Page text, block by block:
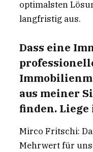
optimalsten
langfristig aus.
Dass eine
aus meiner
finden.
Mirco Fritschi:
Mehrwert für